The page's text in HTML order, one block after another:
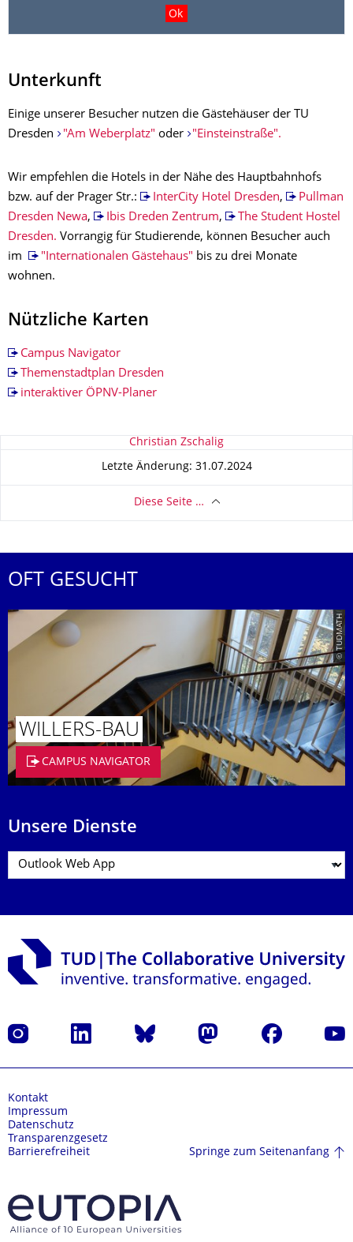
Unterkunft
Einige unserer Besucher nutzen die Gästehäuser der TU
Dresden
"Am Weberplatz" oder "Einsteinstraße".
Wir empfehlen die Hotels in der Nähe des Hauptbahnhofs
bzw. auf der Prager Str.:
InterCity Hotel Dresden,
Pullman
Dresden Newa, Ibis Dreden Zentrum,
The Student Hostel
Dresden. Vorrangig für Studierende, können Besucher auch
im
"Internationalen Gästehaus" bis zu drei Monate
wohnen.
Nützliche Karten
Campus Navigator
Themenstadtplan Dresden
interaktiver ÖPNV-Planer
Zu dieser Seite Christian Zschalig
Letzte Änderung: 31.07.2024
Diese Seite …
OFT GESUCHT
© TUDMATH
WILLERS-BAU
CAMPUS NAVIGATOR
Unsere Dienste
Instagram LinkedIn Bluesky Mastodon Facebook
Kontakt
Impressum
Datenschutz
Transparenzgesetz
Barrierefreiheit
Springe zum Seitenanfang